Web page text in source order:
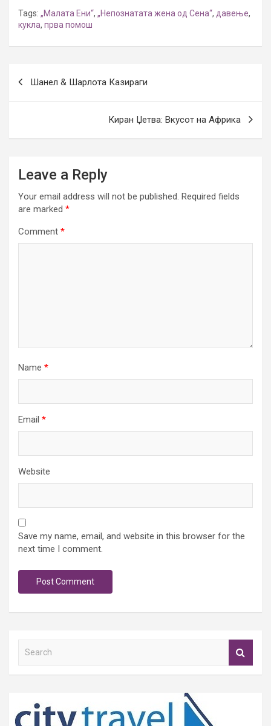
Tags: „Малата Ени“, „Непознатата жена од Сена“, давење,
кукла, прва помош
Шанел & Шарлота Казираги
Киран Џетва: Вкусот на Африка
Leave a Reply
Your email address will not be published. Required fields
are marked *
Comment *
Name *
Email *
Website
Save my name, email, and website in this browser for the
next time I comment.
h